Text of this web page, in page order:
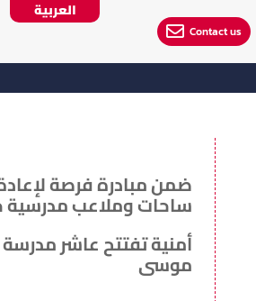
 Contact us
العربية
ضمن مبادرة فرصة
ساحات وملاعب
أمنية تفتتح عاشر
موسى